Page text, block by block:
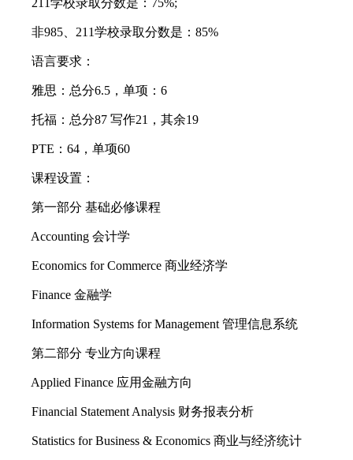
211学校录取分数是：75%;
非985、211学校录取分数是：85%
语言要求：
雅思：总分6.5，单项：6
托福：总分87 写作21，其余19
PTE：64，单项60
课程设置：
第一部分 基础必修课程
Accounting 会计学
Economics for Commerce 商业经济学
Finance 金融学
Information Systems for Management 管理信息系统
第二部分 专业方向课程
Applied Finance 应用金融方向
Financial Statement Analysis 财务报表分析
Statistics for Business & Economics 商业与经济统计